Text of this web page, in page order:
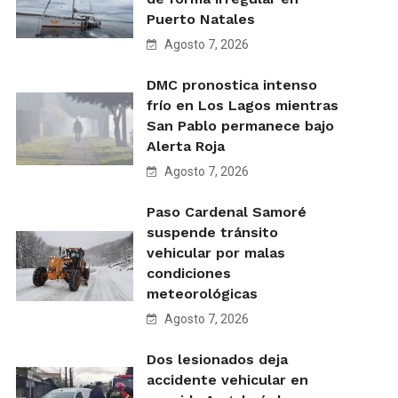
Puerto Natales
Agosto 7, 2026
DMC pronostica intenso
frío en Los Lagos mientras
San Pablo permanece bajo
Alerta Roja
Agosto 7, 2026
Paso Cardenal Samoré
suspende tránsito
vehicular por malas
condiciones
meteorológicas
Agosto 7, 2026
Dos lesionados deja
accidente vehicular en